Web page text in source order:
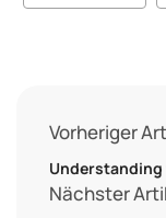
Vorheriger
Nächster